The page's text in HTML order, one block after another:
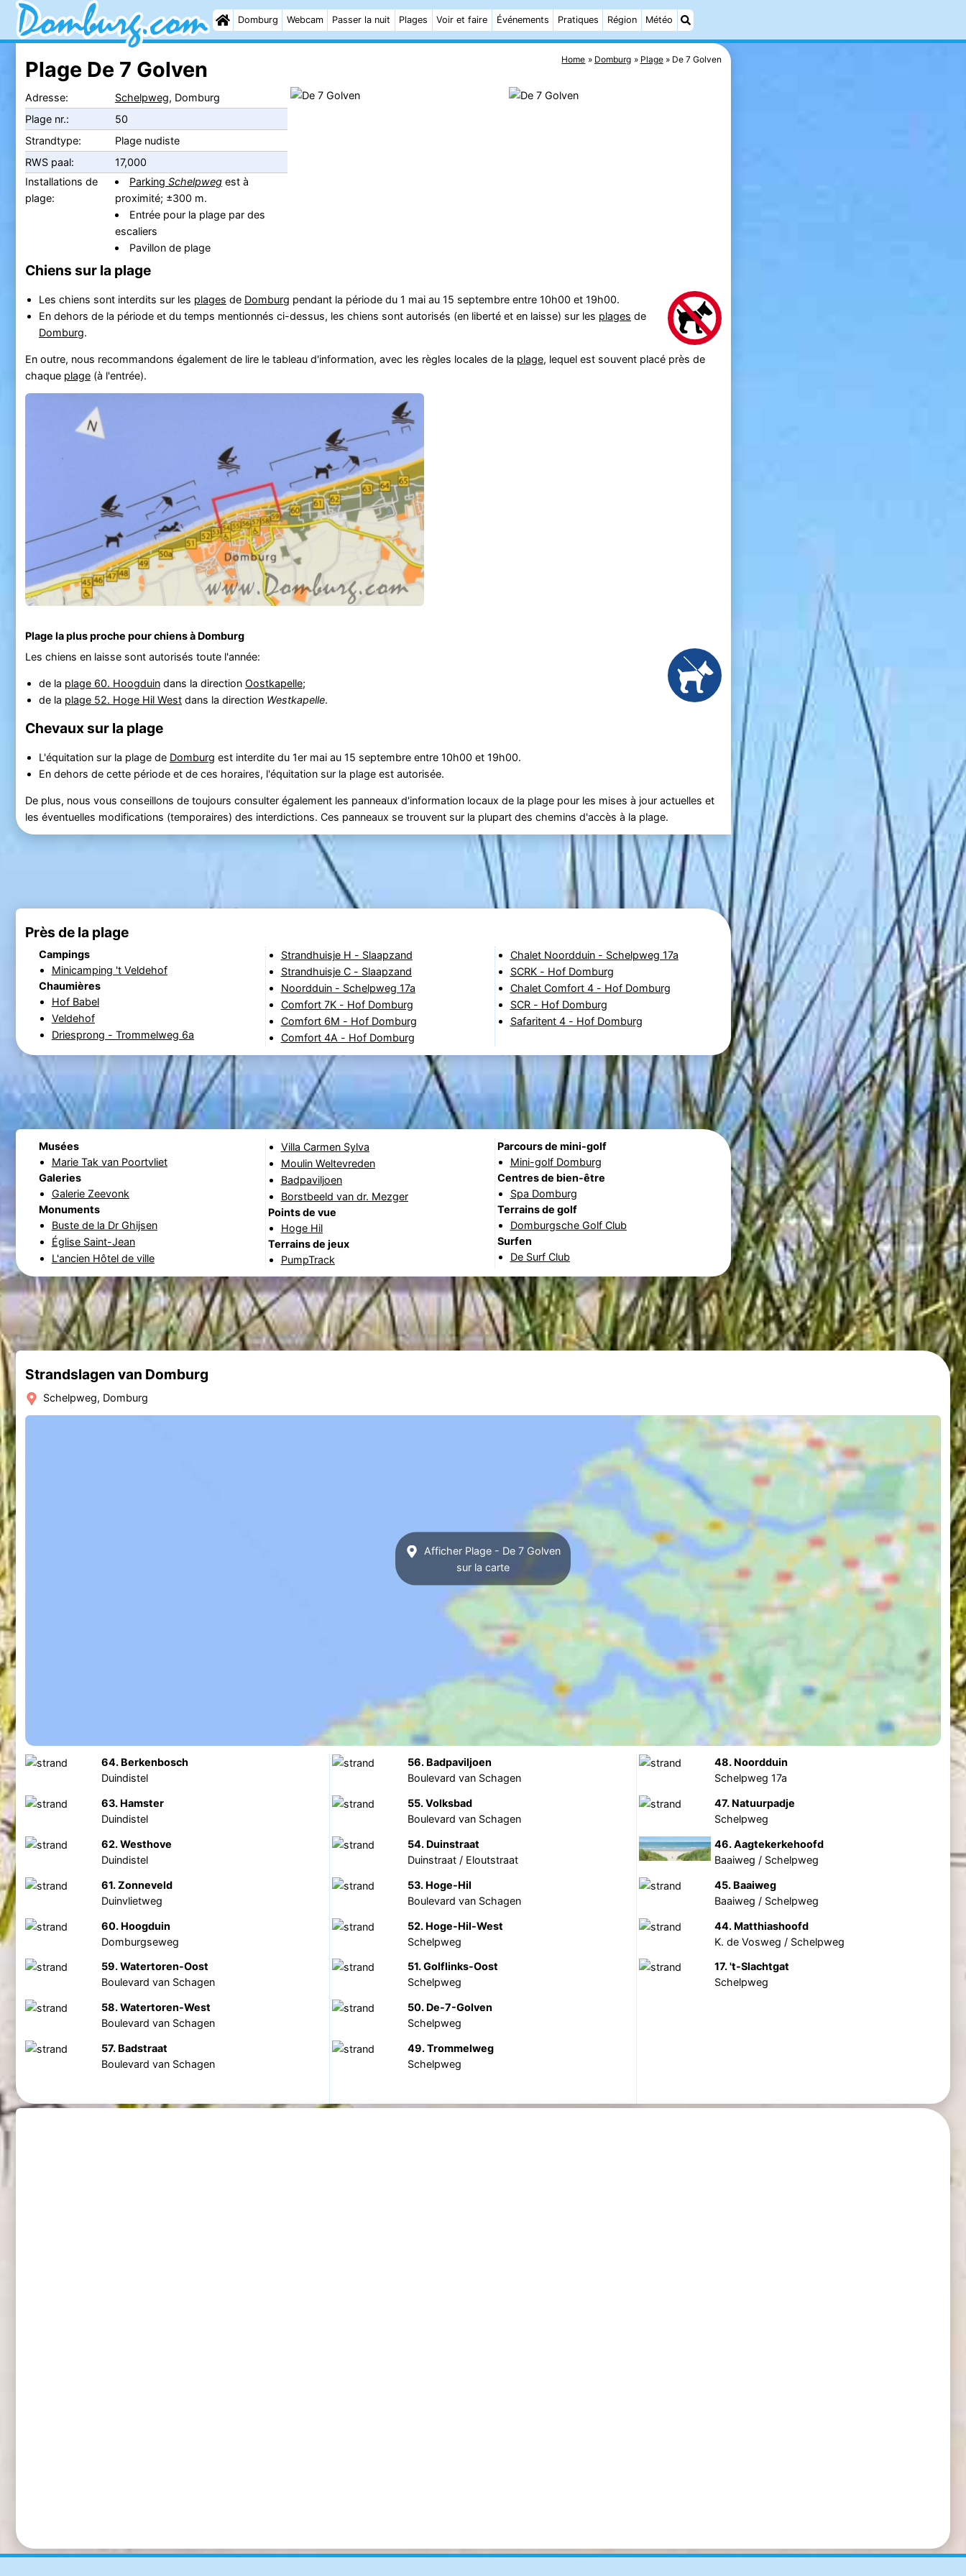
Domburg Webcam Passer la nuit Plages Voir et faire Événements Pratiques Région Météo
Home Domburg Plage De 7 Golven
Plage De 7 Golven
Adresse: Schelpweg, Domburg
Plage nr.:
50
Strandtype:
Plage nudiste
RWS paal:
17,000
Installations de
plage:
ParkingSchelpweg est à
proximité; ±300 m.
Entrée pour la plage par des
escaliers
Pavillon de plage
Chiens sur la plage
Les chiens sont interdits sur les plages de Domburg pendant la période du 1 mai au 15 septembre entre 10h00 et 19h00.
En dehors de la période et du temps mentionnés ci-dessus, les chiens sont autorisés (en liberté et en laisse) sur les plages de
Domburg.
En outre, nous recommandons également de lire le tableau d'information, avec les règles locales de la plage, lequel est souvent placé près de
chaque plage(à l'entrée).
Plage la plus proche pour chiens à Domburg
Les chiens en laisse sont autorisés toute l'année:
de la plage 60. Hoogduindans la direction Oostkapelle;
de la plage 52. Hoge Hil Westdans la direction Westkapelle.
Chevaux sur la plage
L'équitation sur la plage de Domburg est interdite du 1er mai au 15 septembre entre 10h00 et 19h00.
En dehors de cette période et de ces horaires, l'équitation sur la plage est autorisée.
De plus, nous vous conseillons de toujours consulter également les panneaux d'information locaux de la plage pour les mises à jour actuelles et
les éventuelles modifications (temporaires) des interdictions. Ces panneaux se trouvent sur la plupart des chemins d'accès à la plage.
Près de la plage
Campings
Minicamping 't Veldehof
Chaumières
Hof Babel
Veldehof
Driesprong - Trommelweg 6a
Strandhuisje H - Slaapzand
Strandhuisje C - Slaapzand
Noordduin - Schelpweg 17a
Comfort 7K - Hof Domburg
Comfort 6M - Hof Domburg
Comfort 4A - Hof Domburg
Chalet Noordduin - Schelpweg 17a
SCRK - Hof Domburg
Chalet Comfort 4 - Hof Domburg
SCR - Hof Domburg
Safaritent 4 - Hof Domburg
Musées
Marie Tak van Poortvliet
Galeries
Galerie Zeevonk
Monuments
Buste de la Dr Ghijsen
Église Saint-Jean
L'ancien Hôtel de ville
Villa Carmen Sylva
Moulin Weltevreden
Badpaviljoen
Borstbeeld van dr. Mezger
Points de vue
Hoge Hil
Terrains de jeux
PumpTrack
Parcours de mini-golf
Mini-golf Domburg
Centres de bien-être
Spa Domburg
Terrains de golf
Domburgsche Golf Club
Surfen
De Surf Club
Strandslagen van Domburg
Schelpweg, Domburg
Afficher Plage - De 7 Golven
sur la carte
64. Berkenbosch
Duindistel
63. Hamster
Duindistel
62. Westhove
Duindistel
61. Zonneveld
Duinvlietweg
60. Hoogduin
Domburgseweg
59. Watertoren-Oost
Boulevard van Schagen
58. Watertoren-West
Boulevard van Schagen
57. Badstraat
Boulevard van Schagen
56. Badpaviljoen
Boulevard van Schagen
55. Volksbad
Boulevard van Schagen
54. Duinstraat
Duinstraat / Eloutstraat
53. Hoge-Hil
Boulevard van Schagen
52. Hoge-Hil-West
Schelpweg
51. Golflinks-Oost
Schelpweg
50. De-7-Golven
Schelpweg
49. Trommelweg
Schelpweg
48. Noordduin
Schelpweg 17a
47. Natuurpadje
Schelpweg
46. Aagtekerkehoofd
Baaiweg / Schelpweg
45. Baaiweg
Baaiweg / Schelpweg
44. Matthiashoofd
K. de Vosweg / Schelpweg
17. 't-Slachtgat
Schelpweg